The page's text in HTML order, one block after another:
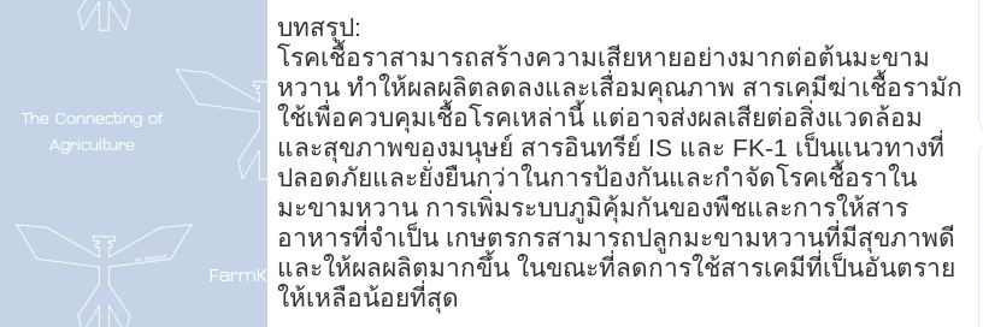
บทสรุป:
โรคเชื้อราสามารถสร้างความเสียหายอย่างมากต่อต้นมะขาม
หวาน ทำให้ผลผลิตลดลงและเสื่อมคุณภาพ สารเคมีฆ่าเชื้อรามัก
ใช้เพื่อควบคุมเชื้อโรคเหล่านี้ แต่อาจส่งผลเสียต่อสิ่งแวดล้อม
และสุขภาพของมนุษย์ สารอินทรีย์ IS และ FK-1 เป็นแนวทางที่
ปลอดภัยและยั่งยืนกว่าในการป้องกันและกำจัดโรคเชื้อราใน
มะขามหวาน การเพิ่มระบบภูมิคุ้มกันของพืชและการให้สาร
อาหารที่จำเป็น เกษตรกรสามารถปลูกมะขามหวานที่มีสุขภาพดี
และให้ผลผลิตมากขึ้น ในขณะที่ลดการใช้สารเคมีที่เป็นอันตราย
ให้เหลือน้อยที่สุด